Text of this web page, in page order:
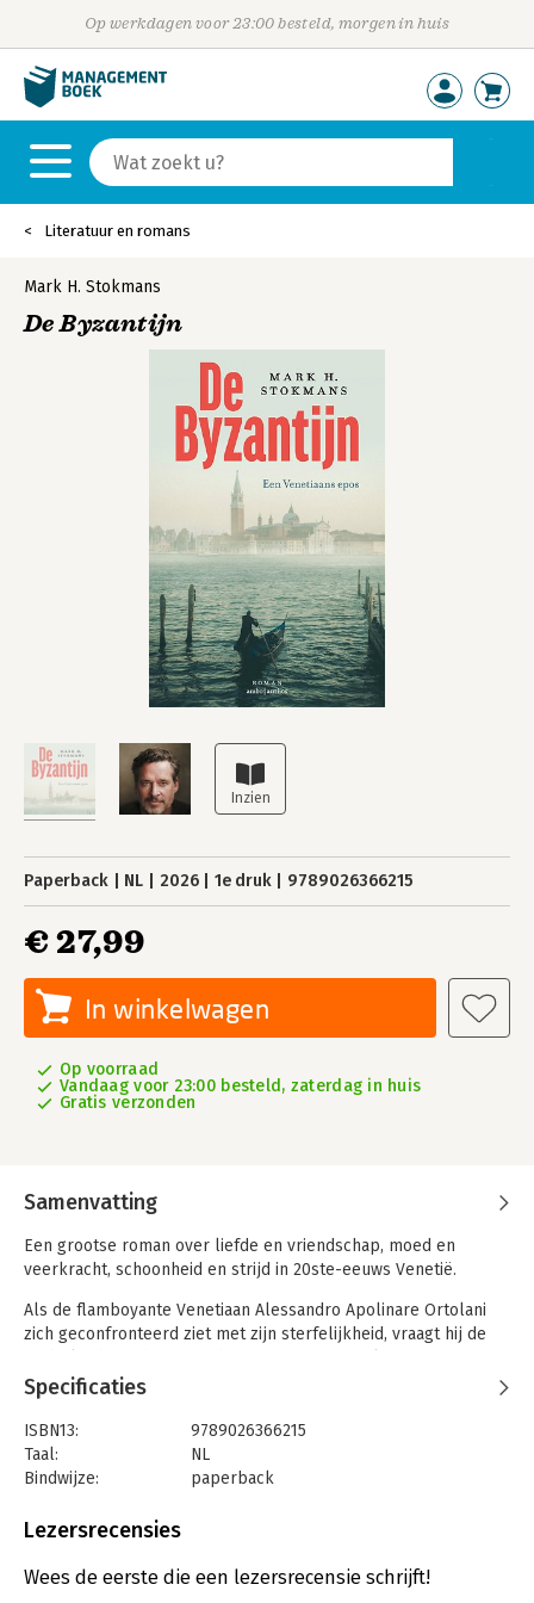
Op werkdagen voor 23:00 besteld, morgen in huis
Literatuur en romans
Mark H. Stokmans
De Byzantijn
Paperback NL 2026 1e druk 9789026366215
€ 27,99
In winkelwagen
Op voorraad
Vandaag voor 23:00 besteld, zaterdag in huis
Gratis verzonden
Samenvatting
Een grootse roman over liefde en vriendschap, moed en
veerkracht, schoonheid en strijd in 20ste-eeuws Venetië.
Als de flamboyante Venetiaan Alessandro Apolinare Ortolani
zich geconfronteerd ziet met zijn sterfelijkheid, vraagt hij de
levensverhaal op te tekenen. ‘Het wordt een opera in veel te
veel aktes,’ zegt Ortolani zelf, een opera die begint met zijn
‘explosieve’ geboorte in 1918 en langs een wervelend decor
voert dat wordt gevormd door het fascisme van Mussolini, de
Tweede Wereldoorlog en de chaotische decennia erna.
Vol overgave vertelt Ortolani over zijn liefdes en verliezen, zijn
vrienden en vijanden, zijn heldendaden en misdaden, zijn
zoektocht naar geluk en zijn diepste gemis. En dat alles in
Venetië, waar de schoonheid en de dood nooit ver weg zijn.
Specificaties
ISBN13:
9789026366215
Taal:
NL
Bindwijze:
paperback
Uitgever:
Verschijningsdatum:
7-5-2026
Lezersrecensies
Wees de eerste die een lezersrecensie schrijft!